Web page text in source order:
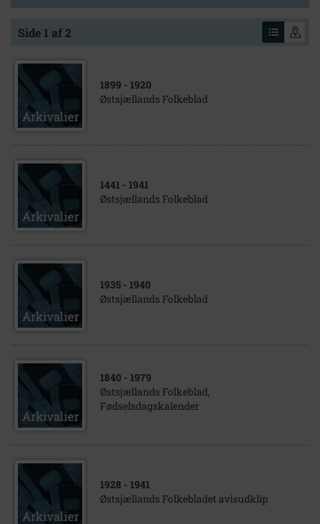
Side 1 af 2
1899 - 1920
Østsjællands Folkeblad
1441 - 1941
Østsjællands Folkeblad
1935 - 1940
Østsjællands Folkeblad
1840 - 1979
Østsjællands Folkeblad,
Fødselsdagskalender
1928 - 1941
Østsjællands Folkebladet avisudklip